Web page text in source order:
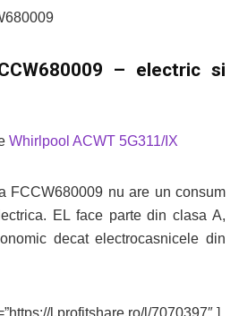
– electric si
Whirlpool ACWT 5G311/IX
FCCW680009 nu are un consum
EL face parte din clasa A,
decat electrocasnicele din
l.profitshare.ro/l/7070397″ ]